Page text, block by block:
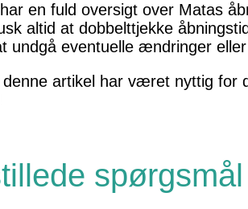
en fuld oversigt over Matas
altid at dobbelttjekke
undgå eventuelle ændringer
artikel har været nyttig for
spørgsmål